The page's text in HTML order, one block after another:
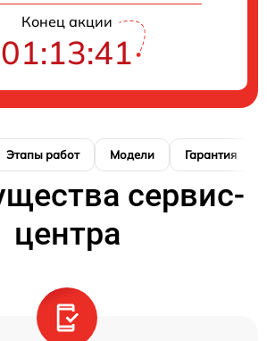
Конец акции
01:13:41
Этапы работ Модели Гарантия
сервис-
центра